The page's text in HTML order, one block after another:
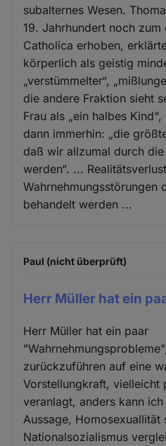
subalternes Wesen.
19. Jahrhundert noch zum
Catholica erhoben,
körperlich als geistig
„verstümmelter“,
die andere Fraktion sieht
Frau als „ein halbes
dann immerhin: „die
daß wir allzumal durch
werden“. ...
Wahrnehmungsstörungen
behandelt werden ...
Paul (nicht überprüft)
Herr Müller hat ein
Herr Müller hat ein paar
zurückzuführen auf eine
Vorstellungkraft, vielleicht
veranlagt, anders kann
Aussage, Homosexuallität
Nationalsozialismus